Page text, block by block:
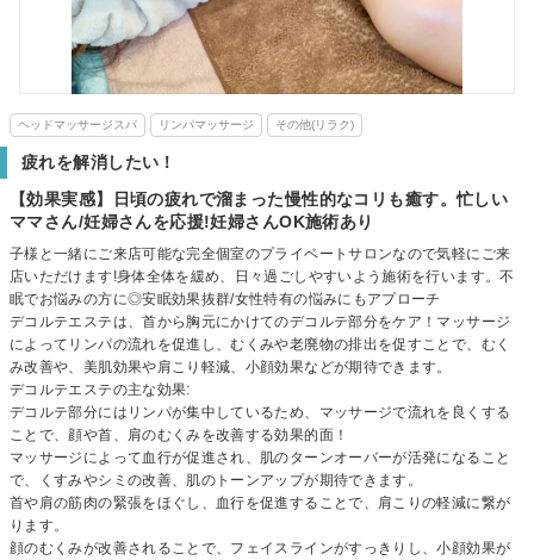
ヘッドマッサージスパ リンパマッサージ その他(リラク)
疲れを解消したい！
【効果実感】日頃の疲れで溜まった慢性的なコリも癒す。忙しい
ママさん/妊婦さんを応援!妊婦さんOK施術あり
子様と一緒にご来店可能な完全個室のプライベートサロンなので気軽にご来
店いただけます!身体全体を緩め、日々過ごしやすいよう施術を行います。不
眠でお悩みの方に◎安眠効果抜群/女性特有の悩みにもアプローチ
デコルテエステは、首から胸元にかけてのデコルテ部分をケア！マッサージ
によってリンパの流れを促進し、むくみや老廃物の排出を促すことで、むく
み改善や、美肌効果や肩こり軽減、小顔効果などが期待できます。
デコルテエステの主な効果:
デコルテ部分にはリンパが集中しているため、マッサージで流れを良くする
ことで、顔や首、肩のむくみを改善する効果的面！
マッサージによって血行が促進され、肌のターンオーバーが活発になること
で、くすみやシミの改善、肌のトーンアップが期待できます。
首や肩の筋肉の緊張をほぐし、血行を促進することで、肩こりの軽減に繋が
ります。
顔のむくみが改善されることで、フェイスラインがすっきりし、小顔効果が